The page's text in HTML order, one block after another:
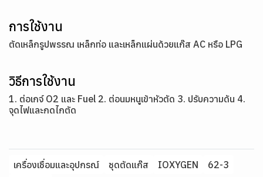
การใช้งาน
ตัดเหล็กรูปพรรณ เหล็กท่อ และเหล็กแผ่นด้วยแก๊ส AC หรือ LPG
วิธีการใช้งาน
1. ต่อเกจ์ O2 และ Fuel 2. ต่อนมหนูเข้าหัวตัด 3. ปรับความดัน 4.
จุดไฟและกดไกตัด
เครื่องเชื่อมและอุปกรณ์ ชุดตัดแก๊ส IOXYGEN
62-3